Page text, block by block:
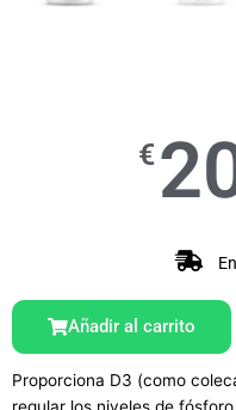
€
Añadir al carrito
Proporciona D3 (como